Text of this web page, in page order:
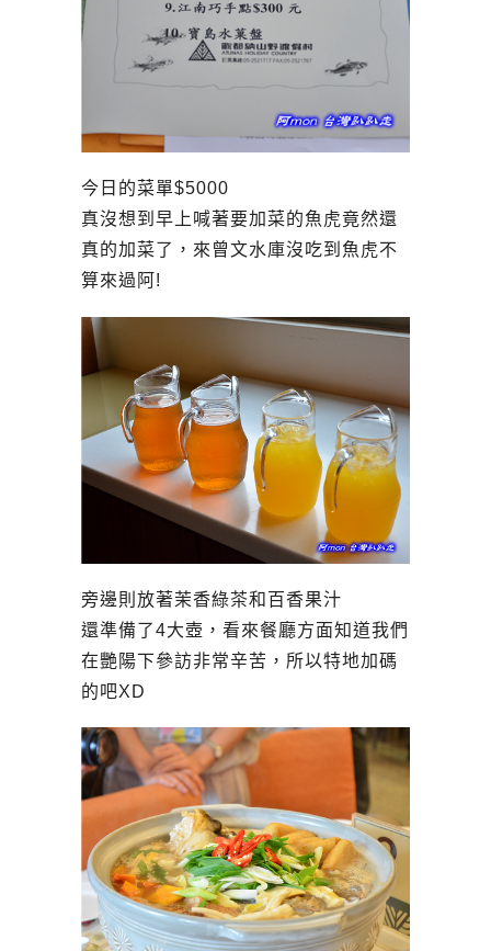
今日的菜單$5000
真沒想到早上喊著要加菜的魚虎竟然還
真的加菜了，來曾文水庫沒吃到魚虎不
算來過阿!
旁邊則放著茉香綠茶和百香果汁
還準備了4大壺，看來餐廳方面知道我們
在艷陽下參訪非常辛苦，所以特地加碼
的吧XD